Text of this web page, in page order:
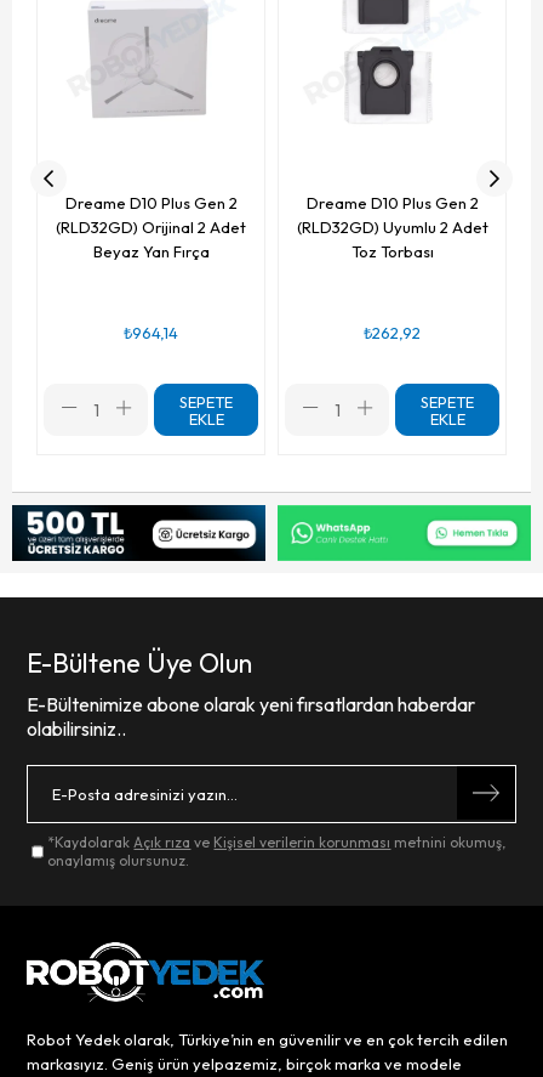
Dreame D10 Plus Gen 2
(RLD32GD) Orijinal 2 Adet
Beyaz Yan Fırça
₺964,14
SEPETE
EKLE
Dreame D10 Plus Gen 2
(RLD32GD) Uyumlu 2 Adet
Toz Torbası
₺262,92
SEPETE
EKLE
E-Bültene Üye Olun
E-Bültenimize abone olarak yeni fırsatlardan haberdar
olabilirsiniz..
*KaydolarakAçık rıza ve Kişisel verilerin korunması metnini okumuş,
onaylamış olursunuz.
Robot Yedek olarak, Türkiye’nin en güvenilir ve en çok tercih edilen
markasıyız. Geniş ürün yelpazemiz, birçok marka ve modele